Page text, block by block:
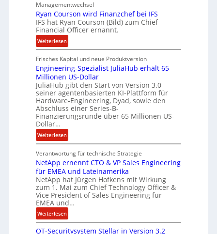
a
m
m
e
n
ö
s
e
g
e
l
d
z
a
h
l
e
n
t
k
e
n
e
L
ö
s
u
Managementwechsel
Ryan Courson wird Finanzchef bei IFS
IFS hat Ryan Courson (Bild) zum Chief
Financial Officer ernannt.
Weiterlesen:
R
y
a
n
C
o
u
r
o
n
i
r
d
F
i
n
a
n
Frisches Kapital und neue Produktversion
Engineering-Spezialist JuliaHub erhält 65
Millionen US-Dollar
JuliaHub gibt den Start von Version 3.0
seiner agentenbasierten KI-Plattform für
Hardware-Engineering, Dyad, sowie den
Abschluss einer Series-B-
Finanzierungsrunde über 65 Millionen US-
Dollar…
Weiterlesen:
E
n
g
n
e
e
r
i
n
Verantwortung für technische Strategie
NetApp ernennt CTO & VP Sales Engineering
für EMEA und Lateinamerika
NetApp hat Jürgen Hofkens mit Wirkung
zum 1. Mai zum Chief Technology Officer &
Vice President of Sales Engineering für
EMEA und…
Weiterlesen:
N
e
OT-Securitysystem Stellar in Version 3.2